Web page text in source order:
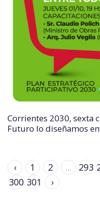
Corrientes 2030, sexta
Futuro lo diseñamos
‹ 1 2 ... 293
300 301 ›